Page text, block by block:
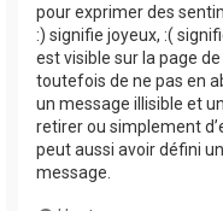
pour exprimer des
:) signifie joyeux, :(
est visible sur la page
toutefois de ne pas en
un message illisible et
retirer ou simplement
peut aussi avoir défini
message.